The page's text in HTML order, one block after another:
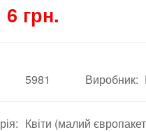
6 грн.
5981 Виробник:
Квіти (малий